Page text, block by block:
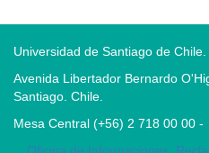
Universidad de Santiago de Chile.
Avenida Libertador Bernardo
Santiago. Chile.
Mesa Central (+56) 2 718 00 00 -
Oficina de Informaciones,